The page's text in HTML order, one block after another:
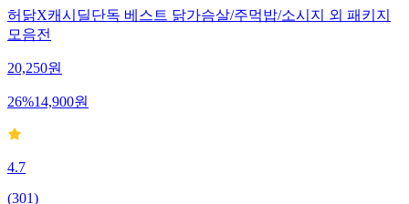
허닭X캐시딜단독 베스트 닭가슴살/주먹밥/소시지 외 패키지
모음전
20,250원
26%14,900원
4.7
(301)